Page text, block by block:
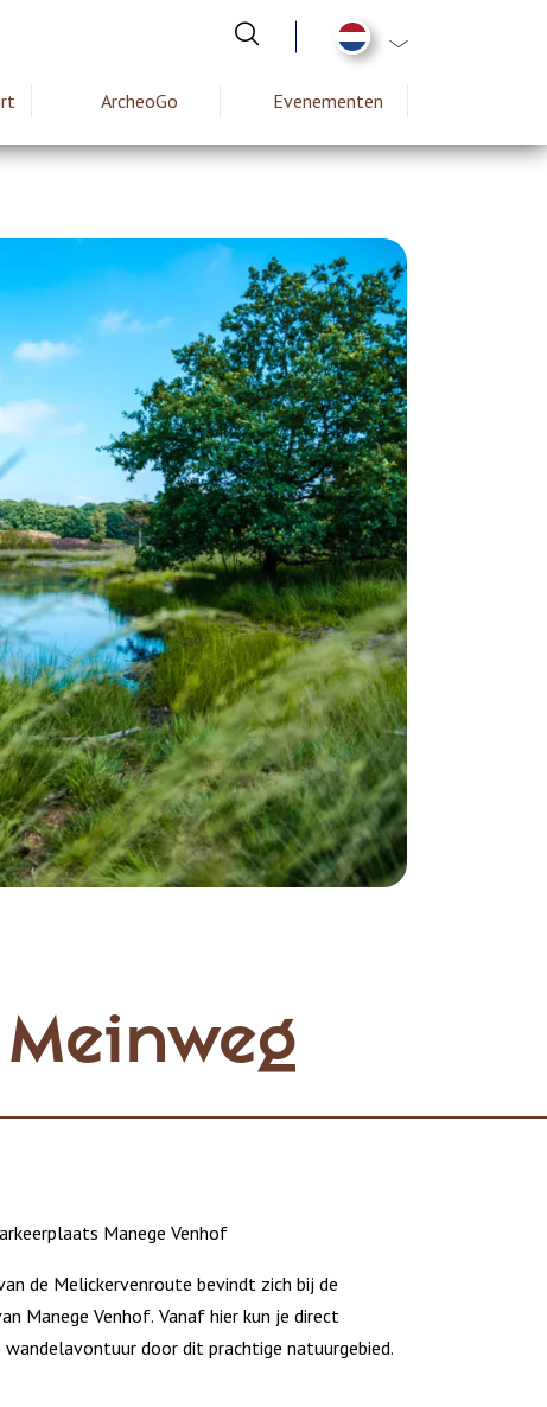
Aanvullende
ArcheoGo Evenementen
Manege Venhof
de Melickervenroute bevindt zich bij de
Manege Venhof. Vanaf hier kun je direct
wandelavontuur door dit prachtige natuurgebied.